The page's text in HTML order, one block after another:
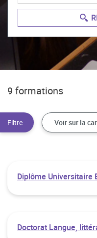
9 formations
Voir sur la
Diplôme Universitaire
Doctorat Langue,